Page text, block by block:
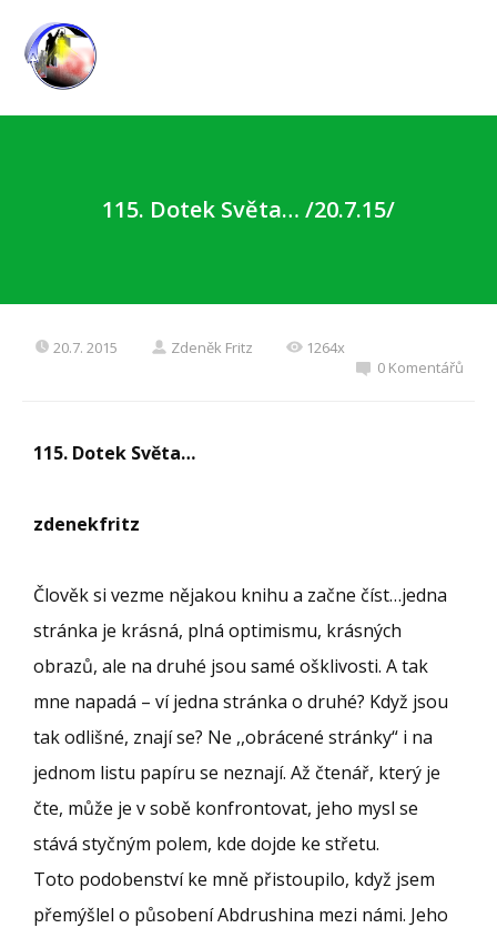
115. Dotek Světa… /20.7.15/
20.7. 2015 Zdeněk Fritz
1264x
0 Komentářů
115. Dotek Světa…
zdenekfritz
Člověk si vezme nějakou knihu a začne číst…jedna
stránka je krásná, plná optimismu, krásných
obrazů, ale na druhé jsou samé ošklivosti. A tak
mne napadá – ví jedna stránka o druhé? Když jsou
tak odlišné, znají se? Ne ,,obrácené stránky“ i na
jednom listu papíru se neznají. Až čtenář, který je
čte, může je v sobě konfrontovat, jeho mysl se
stává styčným polem, kde dojde ke střetu.
Toto podobenství ke mně přistoupilo, když jsem
přemýšlel o působení Abdrushina mezi námi. Jeho